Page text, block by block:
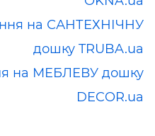
на САНТЕХНІЧНУ
дошку TRUBA.ua
на МЕБЛЕВУ дошку
DECOR.ua